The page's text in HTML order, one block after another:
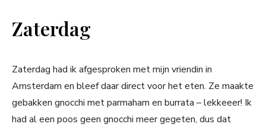
Zaterdag
Zaterdag had ik afgesproken met mijn vriendin in
Amsterdam en bleef daar direct voor het eten. Ze maakte
gebakken gnocchi met parmaham en burrata – lekkeeer! Ik
had al een poos geen gnocchi meer gegeten, dus dat